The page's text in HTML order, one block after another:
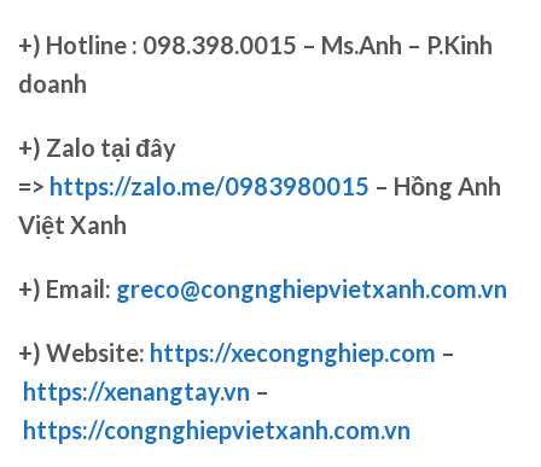
+) Hotline : 098.398.0015 – Ms.Anh – P.Kinh
doanh
+) Zalo tại đây
=> https://zalo.me/0983980015 – Hồng Anh
Việt Xanh
+) Email: greco@congnghiepvietxanh.com.vn
+) Website: https://xecongnghiep.com –
https://xenangtay.vn –
https://congnghiepvietxanh.com.vn